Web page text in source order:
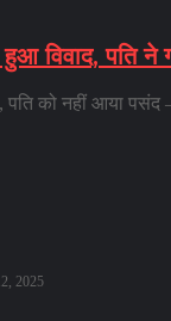
विवाद, पति ने
पति को नहीं आया
2025